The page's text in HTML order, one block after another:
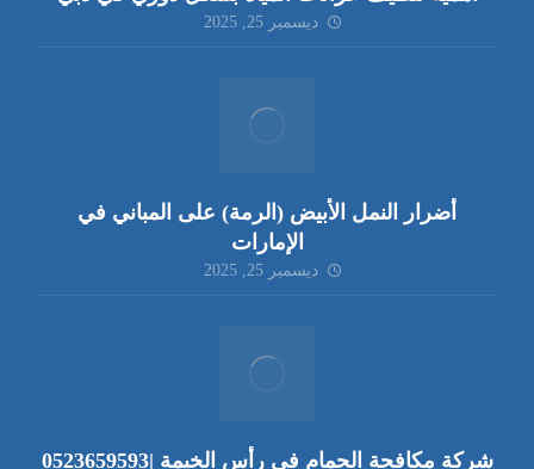
ديسمبر 25, 2025
أضرار النمل الأبيض (الرمة) على المباني في
الإمارات
ديسمبر 25, 2025
شركة مكافحة الحمام في رأس الخيمة |0523659593